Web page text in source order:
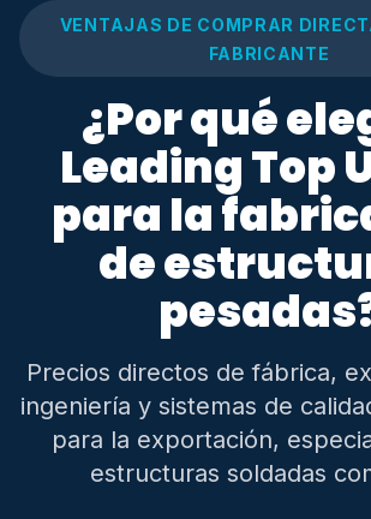
VENTAJAS DE COMPRAR
FABRICANTE
¿Por qué
Leading Top
para la
de
Precios directos de fábrica,
ingeniería y sistemas de
para la exportación,
estructuras soldadas